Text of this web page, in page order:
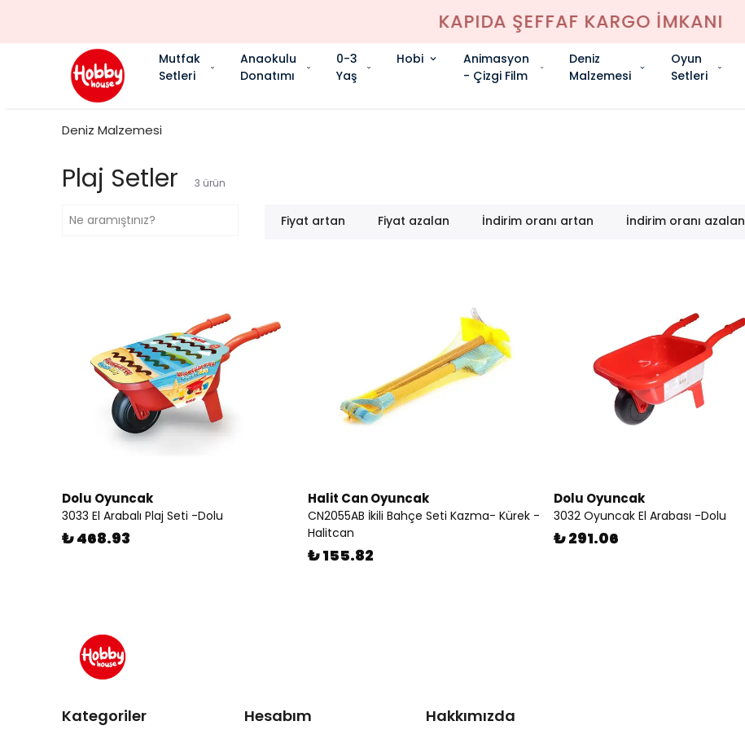
KAPIDA ŞEFFAF KARGO İMKANI
Mutfak
Setleri
Anaokulu
Donatımı
0-3
Yaş
Hobi
Animasyon
- Çizgi Film
Deniz
Malzemesi
Oyun
Setleri
Deniz Malzemesi
Plaj Setler 3 ürün
Fiyat artan Fiyat azalan İndirim oranı artan İndirim oranı azalan
Dolu Oyuncak
3033 El Arabalı Plaj Seti -Dolu
₺ 468.93
Halit Can Oyuncak
CN2055AB İkili Bahçe Seti Kazma- Kürek -
Halitcan
₺ 155.82
Dolu Oyuncak
3032 Oyuncak El Arabası -Dolu
₺ 291.06
Kategoriler Hesabım Hakkımızda